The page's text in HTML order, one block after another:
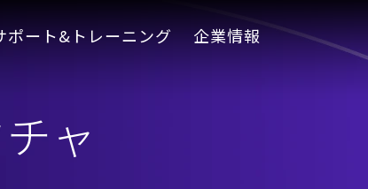
ポート&トレーニング 企業情報
ャ